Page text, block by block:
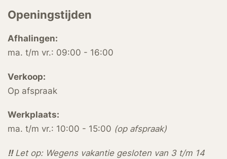
Openingstijden
Afhalingen:
ma. t/m vr.: 09:00 - 16:00
Verkoop:
Op afspraak
Werkplaats:
ma. t/m vr.: 10:00 - 15:00 (op afspraak)
!!Let op: Wegens vakantie gesloten van 3 t/m 14